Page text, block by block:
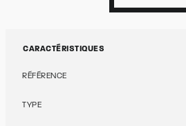
CARACTÉRISTIQUES
RÉFÉRENCE
TYPE